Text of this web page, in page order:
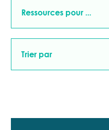
Ressources pour ...
Trier par